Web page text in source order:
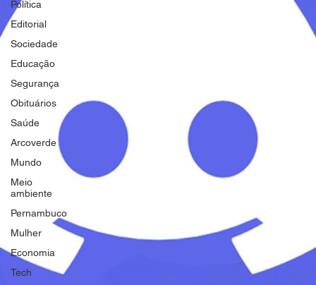
Política
Editorial
Sociedade
Educação
Segurança
Obituários
Saúde
Arcoverde
Mundo
Meio
ambiente
Pernambuco
Mulher
Economia
Tech